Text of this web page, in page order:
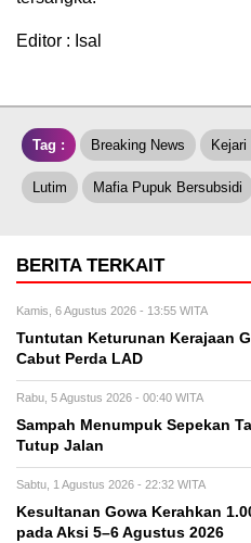
Editor : Isal
Tag : Breaking News
Lutim Mafia Pupuk Bersubsidi
BERITA TERKAIT
Kamis, 6 Agustus 2026 - 13:55 WITA
Tuntutan Keturunan Kerajaan
Cabut Perda LAD
Rabu, 5 Agustus 2026 - 00:40 WITA
Sampah Menumpuk Sepekan
Tutup Jalan
Sabtu, 1 Agustus 2026 - 22:32 WITA
Kesultanan Gowa Kerahkan
pada Aksi 5–6 Agustus 2026